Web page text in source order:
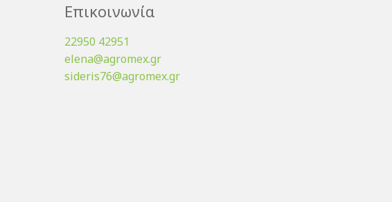
Επικοινωνία
22950 42951
elena@agromex.gr
sideris76@agromex.gr